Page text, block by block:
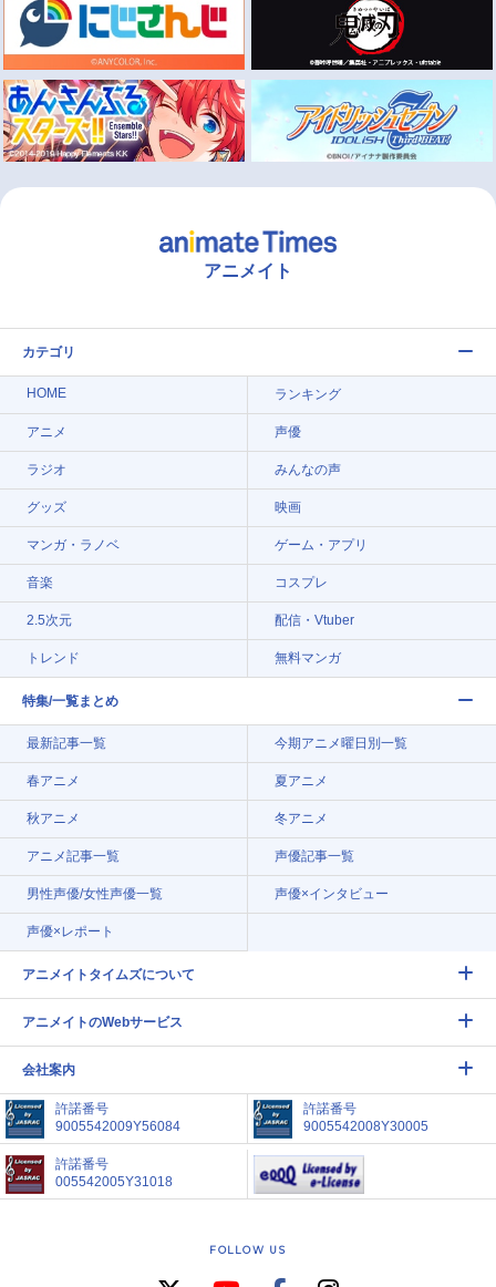
アニメイト
カテゴリ
HOME ランキング
アニメ 声優
ラジオ みんなの声
グッズ 映画
マンガ・ラノベ ゲーム・アプリ
音楽 コスプレ
2.5次元 配信・Vtuber
トレンド 無料マンガ
特集/一覧まとめ
最新記事一覧 今期アニメ曜日別一覧
春アニメ 夏アニメ
秋アニメ 冬アニメ
アニメ記事一覧 声優記事一覧
男性声優/女性声優一覧 声優×インタビュー
声優×レポート
アニメイトタイムズについて
アニメイトのWebサービス
会社案内
許諾番号
9005542009Y56084
許諾番号
9005542008Y30005
許諾番号
005542005Y31018
FOLLOW US